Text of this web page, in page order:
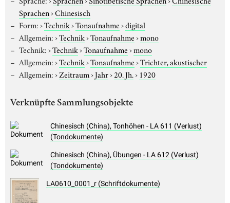
Sprachen›Chinesisch
Form:›Technik›Tonaufnahme›digital
Allgemein:›Technik›Tonaufnahme›mono
Technik:›Technik›Tonaufnahme›mono
Allgemein:›Technik›Tonaufnahme›Trichter, akustischer
Allgemein:›Zeitraum›Jahr›20. Jh.› 1920
Verknüpfte Sammlungsobjekte
Chinesisch (China), Tonhöhen - LA 611 (Verlust)
(Tondokumente)
Chinesisch (China), Übungen - LA 612 (Verlust)
(Tondokumente)
LA0610_0001_r (Schriftdokumente)